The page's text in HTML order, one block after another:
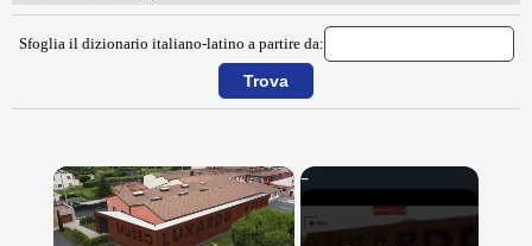
Sfoglia il dizionario italiano-latino a partire da:
×